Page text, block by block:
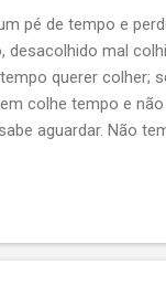
pé de tempo e
desacolhido mal
querer colher;
colhe tempo e
aguardar. Não